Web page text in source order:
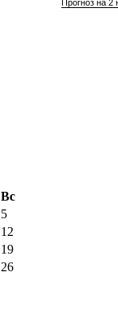
Вс
5
12
19
26